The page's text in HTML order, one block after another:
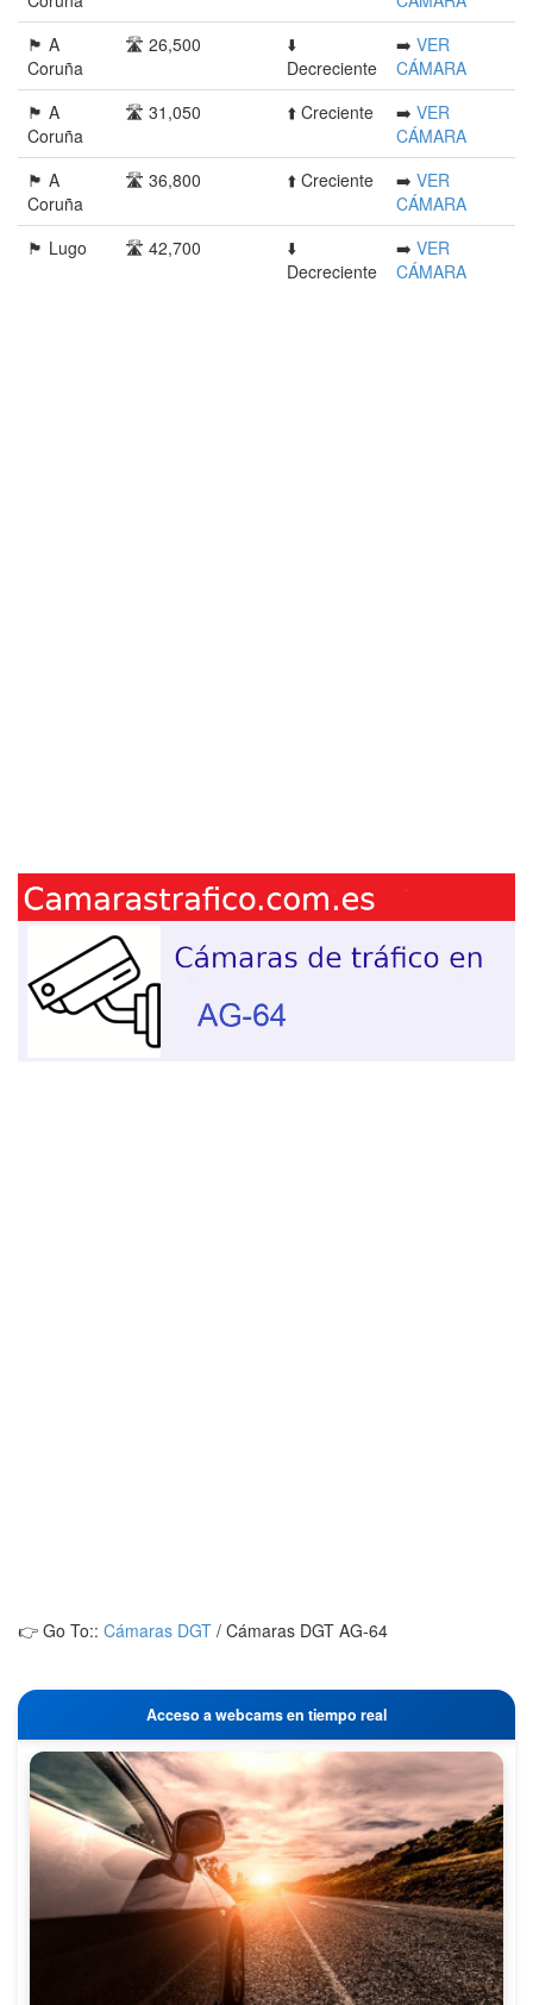
🏴󠁭󠁶󠁳󠁣󠁿 A
Coruña
🛣️ 26,500
⬇️
Decreciente
➡️ VER
CÁMARA
🏴󠁭󠁶󠁳󠁣󠁿 A
Coruña
🛣️ 31,050 ⬆️ Creciente ➡️ VER
CÁMARA
🏴󠁭󠁶󠁳󠁣󠁿 A
Coruña
🛣️ 36,800 ⬆️ Creciente ➡️ VER
CÁMARA
🏴󠁭󠁶󠁳󠁣󠁿 Lugo
🛣️ 42,700
⬇️
Decreciente
➡️ VER
CÁMARA
👉 Go To:: Cámaras DGT / Cámaras DGT AG-64
Acceso a webcams en tiempo real